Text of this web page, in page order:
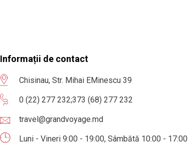
Informații de contact
Chisinau, Str. Mihai EMinescu 39
0 (22) 277 232;373 (68) 277 232
travel@grandvoyage.md
Luni - Vineri 9:00 - 19:00, Sâmbătă 10:00 - 17:00